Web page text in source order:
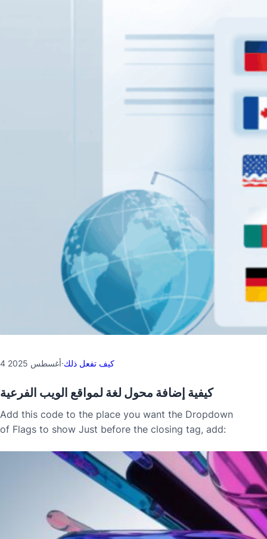
4 أغسطس 2025·كيف تفعل ذلك
كيفية إضافة محول لغة لمواقع الويب الفرعية
Add this code to the place you want the Dropdown
of Flags to show Just before the closing tag, add: